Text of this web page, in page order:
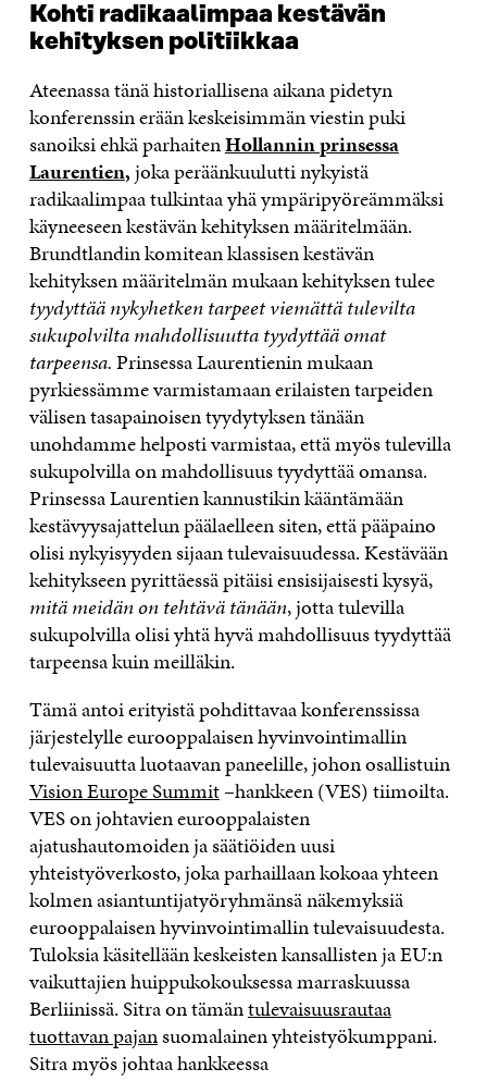
Kohti radikaalimpaa kestävän
kehityksen politiikkaa
Ateenassa tänä historiallisena aikana pidetyn
konferenssin erään keskeisimmän viestin puki
sanoiksi ehkä parhaitenHollannin prinsessa
Laurentien,joka peräänkuulutti nykyistä
radikaalimpaa tulkintaa yhä ympäripyöreämmäksi
käyneeseen kestävän kehityksen määritelmään.
Brundtlandin komitean klassisen kestävän
kehityksen määritelmän mukaan kehityksen tulee
tyydyttää nykyhetken tarpeet viemättä tulevilta
sukupolvilta mahdollisuutta tyydyttää omat
tarpeensa.Prinsessa Laurentienin mukaan
pyrkiessämme varmistamaan erilaisten tarpeiden
välisen tasapainoisen tyydytyksen tänään
unohdamme helposti varmistaa, että myös tulevilla
sukupolvilla on mahdollisuus tyydyttää omansa.
Prinsessa Laurentien kannustikin kääntämään
kestävyysajattelun päälaelleen siten, että pääpaino
olisi nykyisyyden sijaan tulevaisuudessa. Kestävään
kehitykseen pyrittäessä pitäisi ensisijaisesti kysyä,
mitä meidän on tehtävä tänään, jotta tulevilla
sukupolvilla olisi yhtä hyvä mahdollisuus tyydyttää
tarpeensa kuin meilläkin.
Tämä antoi erityistä pohdittavaa konferenssissa
järjestelylle eurooppalaisen hyvinvointimallin
tulevaisuutta luotaavan paneelille, johon osallistuin
Vision Europe Summit–hankkeen (VES) tiimoilta.
VES on johtavien eurooppalaisten
ajatushautomoiden ja säätiöiden uusi
yhteistyöverkosto, joka parhaillaan kokoaa yhteen
kolmen asiantuntijatyöryhmänsä näkemyksiä
eurooppalaisen hyvinvointimallin tulevaisuudesta.
Tuloksia käsitellään keskeisten kansallisten ja EU:n
vaikuttajien huippukokouksessa marraskuussa
Berliinissä. Sitra on tämäntulevaisuusrautaa
tuottavan pajansuomalainen yhteistyökumppani.
Sitra myös johtaa hankkeessa